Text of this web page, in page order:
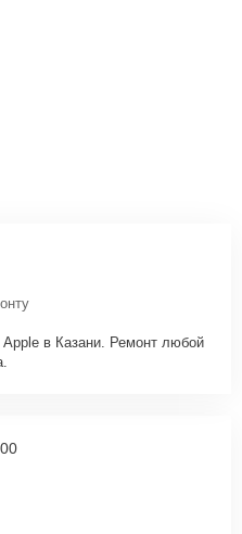
в Казани. Ремонт любой